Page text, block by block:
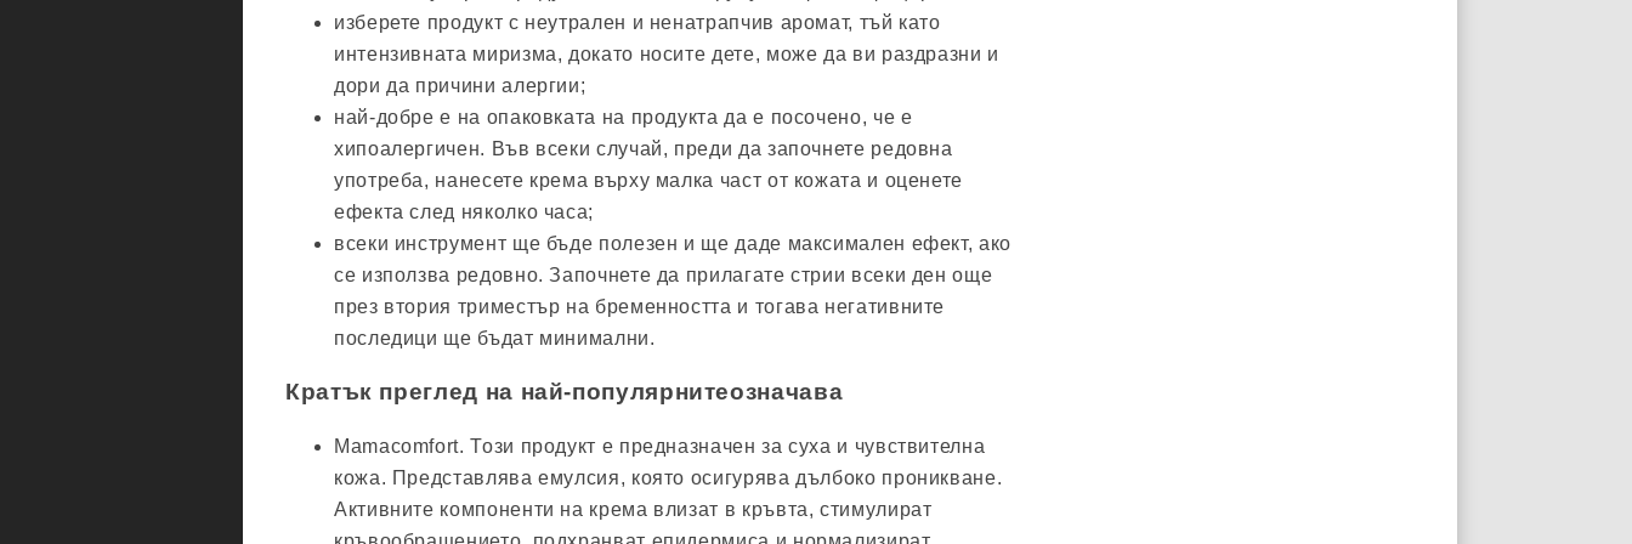
изберете продукт с неутрален и ненатрапчив аромат, тъй като
интензивната миризма, докато носите дете, може да ви раздразни и
дори да причини алергии;
най-добре е на опаковката на продукта да е посочено, че е
хипоалергичен. Във всеки случай, преди да започнете редовна
употреба, нанесете крема върху малка част от кожата и оценете
ефекта след няколко часа;
всеки инструмент ще бъде полезен и ще даде максимален ефект, ако
се използва редовно. Започнете да прилагате стрии всеки ден още
през втория триместър на бременността и тогава негативните
последици ще бъдат минимални.
Кратък преглед на най-популярнитеозначава
Mamacomfort. Този продукт е предназначен за суха и чувствителна
кожа. Представлява емулсия, която осигурява дълбоко проникване.
Активните компоненти на крема влизат в кръвта, стимулират